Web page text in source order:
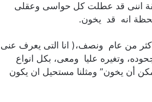
اننى قد عطلت كل حواسى وعقلى
انه قد يخون.
اكثر من عام ونصف،( انا التى يعرف عنى
وتغيره عليا ومعى، بكل انواع
أن يخون” ومثلنا مستحيل ان يكون